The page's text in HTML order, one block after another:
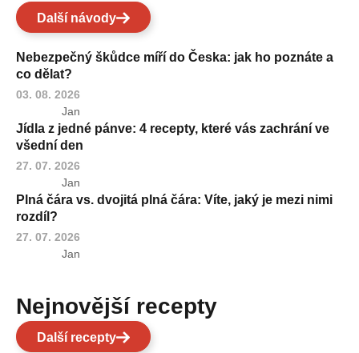
Další návody
Nebezpečný škůdce míří do Česka: jak ho poznáte a
co dělat?
03. 08. 2026
Jan
Jídla z jedné pánve: 4 recepty, které vás zachrání ve
všední den
27. 07. 2026
Jan
Plná čára vs. dvojitá plná čára: Víte, jaký je mezi nimi
rozdíl?
27. 07. 2026
Jan
Nejnovější recepty
Další recepty